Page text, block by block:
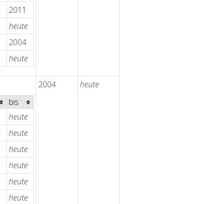
2011
heute
2004
heute
bis
heute
heute
heute
heute
heute
heute
2004 heute